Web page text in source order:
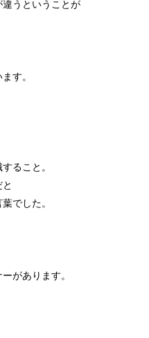
うということが
す。
ること。
でした。
があります。